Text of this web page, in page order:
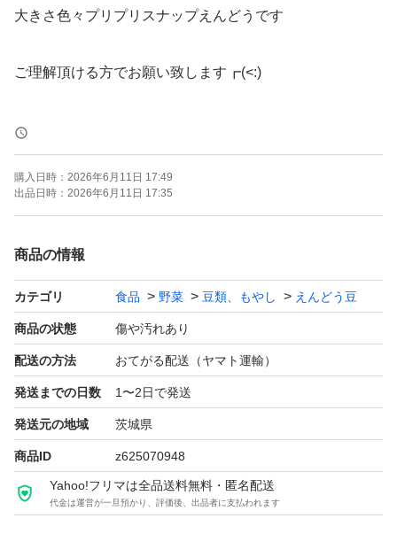
大きさ色々プリプリスナップえんどうです
ご理解頂ける方でお願い致します┏(<:)
昨年に引き続きよろしくお願い致します♪
#スナックエンドウ
#スナップエンドウ
購入日時： 2026年6月11日 17:49
出品日時： 2026年6月11日 17:35
商品の情報
カテゴリ 食品 野菜 豆類、もやし えんどう豆
商品の状態 傷や汚れあり
配送の方法 おてがる配送（ヤマト運輸）
発送までの日数 1〜2日で発送
発送元の地域 茨城県
商品ID z625070948
Yahoo!フリマは全品送料無料・匿名配送
代金は運営が一旦預かり、評価後、出品者に支払われます